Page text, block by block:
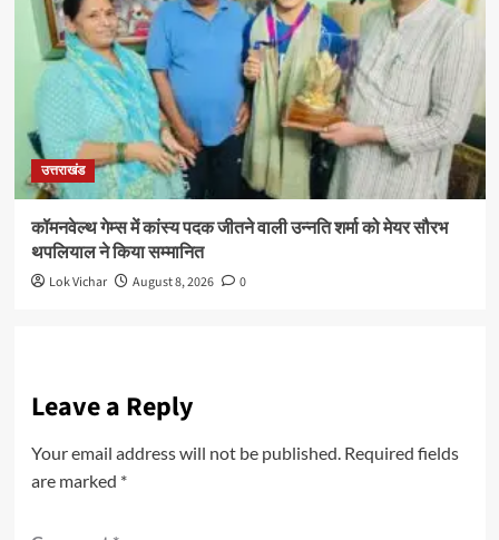
उत्तराखंड
कॉमनवेल्थ गेम्स में कांस्य पदक जीतने वाली उन्नति शर्मा को मेयर सौरभ
थपलियाल ने किया सम्मानित
Lok Vichar August 8, 2026 0
Leave a Reply
Your email address will not be published. Required fields
are marked *